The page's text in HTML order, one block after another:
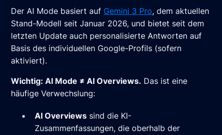
Der AI Mode basiert auf Gemini 3 Pro, dem aktuellen
Stand-Modell seit Januar 2026, und bietet seit dem
letzten Update auch personalisierte Antworten auf
Basis des individuellen Google-Profils (sofern
aktiviert).
Wichtig: AI Mode ≠ AI Overviews. Das ist eine
häufige Verwechslung:
AI Overviews sind die KI-
Zusammenfassungen, die oberhalb der